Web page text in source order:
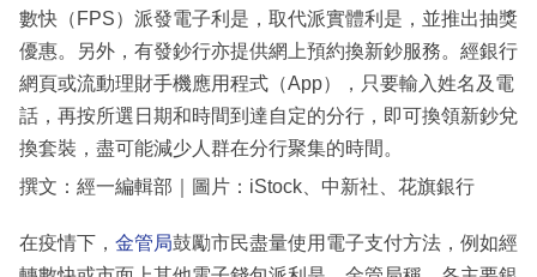
數快（FPS）派發電子利是，取代派實體利是，並推出抽獎
優惠。另外，有發鈔行亦提供網上預約換新鈔服務。經銀行
網頁或流動理財手機應用程式（App），只要輸入姓名及電
話，再按所選日期和時間到達自定的分行，即可換領新鈔兌
換套裝，盡可能減少人群在分行聚集的時間。
撰文：經一編輯部｜圖片：iStock、中新社、花旗銀行
在疫情下， 金管局鼓勵市民盡量使用電子支付方法，例如經